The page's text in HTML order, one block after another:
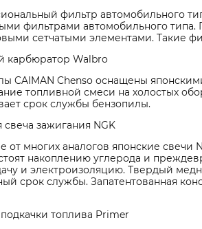
фильтр автомобильного
фильтрами автомобильного
сетчатыми элементами. Такие
карбюратор Walbro
CAIMAN Chenso оснащены
топливной смеси на холостых
срок службы бензопилы.
свеча зажигания NGK
от многих аналогов японские
накоплению углерода и
и электроизоляцию. Твердый
срок службы. Запатентованная
топлива Primer